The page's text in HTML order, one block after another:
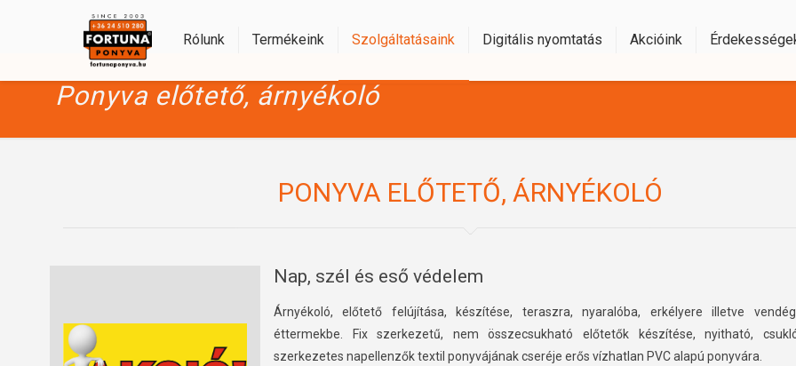
Rólunk Termékeink Szolgáltatásaink Digitális nyomtatás Akcióink
Ponyva előtető, árnyékoló
PONYVA ELŐTETŐ, ÁRNYÉKOLÓ
Nap, szél és eső védelem
Árnyékoló, előtető felújítása, készítése, teraszra, nyaralóba, erkélyere illetve
éttermekbe. Fix szerkezetű, nem összecsukható előtetők készítése, nyitható,
szerkezetes napellenzők textil ponyvájának cseréje erős vízhatlan PVC alapú ponyvára.